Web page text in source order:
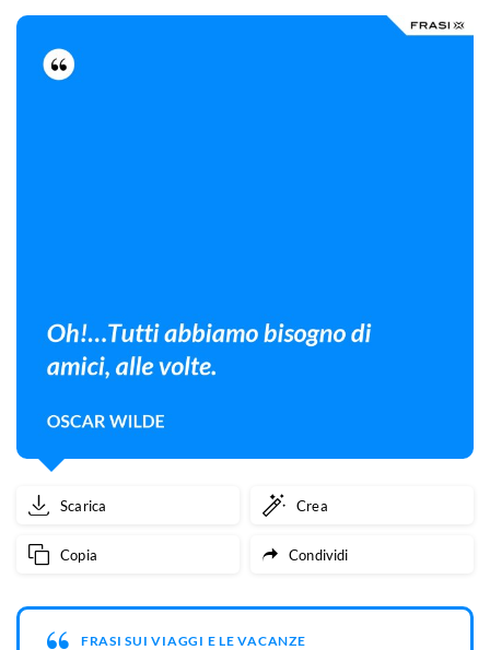
Scarica Crea
Copia Condividi
FRASI SUI VIAGGI E LE VACANZE